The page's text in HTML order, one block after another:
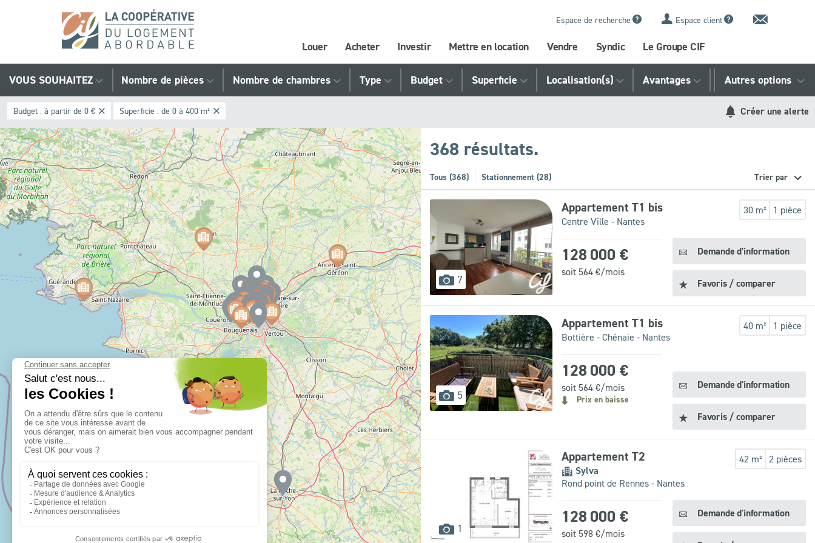
Espace de recherche Espace client Contact
Louer Acheter Investir Mettre en location Vendre Syndic Le Groupe CIF
Trouvez
votre
bien
VOUS SOUHAITEZ Nombre de pièces Nombre de chambres Type Budget Superficie Localisation(s) Avantages Référence
Autres options
Créer une alerte
Budget : à partir de 0 € Superficie : de 0 à 400 m²
368 résultats.
Trier par
Tous (368) Stationnement (28)
7 images
disponibles
Appartement T1 bis
Centre Ville - Nantes
30 m² 1 pièce
128 000 €
soit 564€/mois
Demande d'information
Favoris / comparer
5 images
disponibles
Appartement T1 bis
Bottière - Chénaie - Nantes
40 m² 1 pièce
128 000 €
soit 564€/mois
Prix en baisse
Demande d'information
Favoris / comparer
1 images
Appartement T2
Sylva
Rond point de Rennes - Nantes
42 m² 2 pièces
128 000 €
soit 598€/mois
Demande d'information